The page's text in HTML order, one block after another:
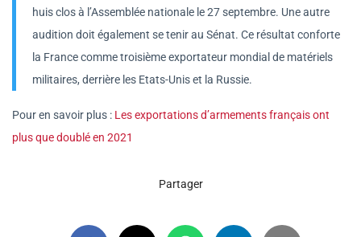
huis clos à l’Assemblée nationale le 27 septembre. Une autre
audition doit également se tenir au Sénat. Ce résultat conforte
la France comme troisième exportateur mondial de matériels
militaires, derrière les Etats-Unis et la Russie.
Pour en savoir plus : Les exportations d’armements français ont
plus que doublé en 2021
Partager